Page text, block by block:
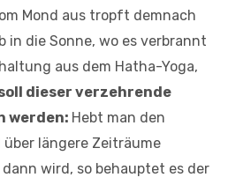
Mond aus tropft demnach
in die Sonne, wo es verbrannt
aus dem Hatha-Yoga,
dieser verzehrende
werden: Hebt man den
längere Zeiträume
wird, so behauptet es der